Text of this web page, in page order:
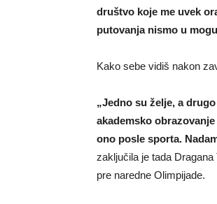
društvo koje me uvek
putovanja nismo u
Kako sebe vidiš nakon
„Jedno su želje, a
akademsko
ono posle sporta.
zaključila je tada
pre naredne Olimpijade.